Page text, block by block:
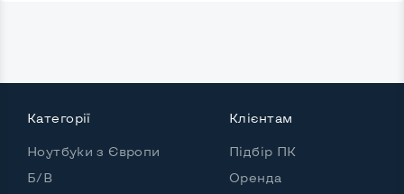
Категорії
Ноутбуки з Європи
Б/В
Клієнтам
Підбір ПК
Оренда